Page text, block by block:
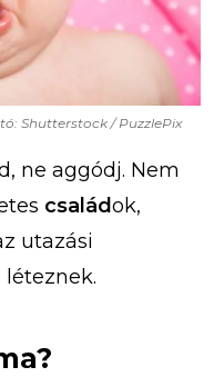
Shutterstock / PuzzlePix
ne aggódj. Nem
családok,
utazási